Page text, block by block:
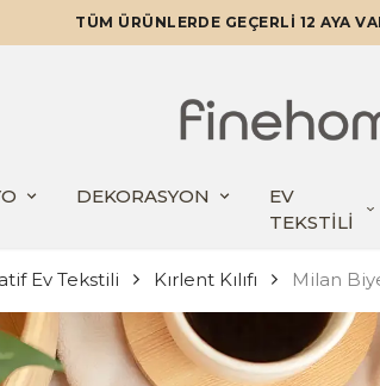
TÜM ÜRÜNLERDE GEÇERLİ 12 AYA
DEKORASYON
EV
TEKSTİLİ
Ev Tekstili Kırlent Kılıfı Milan